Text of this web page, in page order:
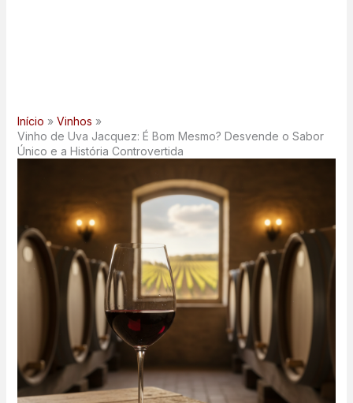
Início
Vinhos
Vinho de Uva Jacquez: É Bom Mesmo? Desvende o Sabor
Único e a História Controvertida